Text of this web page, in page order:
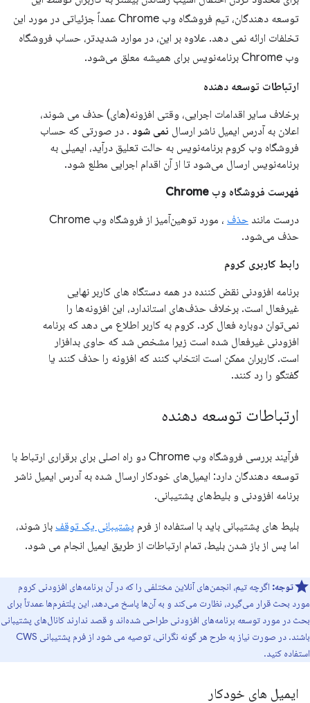
توسعه دهندگان، تیم فروشگاه وب Chrome عمداً جزئیاتی در مورد این
تخلفات ارائه نمی دهد. علاوه بر این، در موارد شدیدتر، حساب فروشگاه
وب Chrome برنامه‌نویس برای همیشه معلق می‌شود.
ارتباطات توسعه دهنده
برخلاف سایر اقدامات اجرایی، وقتی افزونه(های) حذف می شوند،
اعلان به آدرس ایمیل ناشر ارسال نمی شود . در صورتی که حساب
فروشگاه وب کروم برنامه‌نویس به حالت تعلیق درآید، ایمیلی به
برنامه‌نویس ارسال می‌شود تا از آن اقدام اجرایی مطلع شود.
فهرست فروشگاه وب Chrome
درست مانند حذف
، مورد توهین‌آمیز از فروشگاه وب Chrome
حذف می‌شود.
رابط کاربری کروم
برنامه افزودنی نقض کننده در همه دستگاه های کاربر نهایی
غیرفعال است. برخلاف حذف‌های استاندارد، این افزونه‌ها را
نمی‌توان دوباره فعال کرد. کروم به کاربر اطلاع می دهد که برنامه
افزودنی غیرفعال شده است زیرا مشخص شد که حاوی بدافزار
است. کاربران ممکن است انتخاب کنند که افزونه را حذف کنند یا
گفتگو را رد کنند.
ارتباطات توسعه دهنده
فرآیند بررسی فروشگاه وب Chrome دو راه اصلی برای برقراری ارتباط با
توسعه دهندگان دارد: ایمیل‌های خودکار ارسال شده به آدرس ایمیل ناشر
برنامه افزودنی و بلیط‌های پشتیبانی.
بلیط های پشتیبانی باید با استفاده از فرم پشتیبانی یک توقف باز شوند،
اما پس از باز شدن بلیط، تمام ارتباطات از طریق ایمیل انجام می شود.
توجه: اگرچه تیم، انجمن‌های آنلاین مختلفی را که در آن برنامه‌های افزودنی کروم
مورد بحث قرار می‌گیرد، نظارت می‌کند و به آن‌ها پاسخ می‌دهد، این پلتفرم‌ها عمدتاً برای
بحث در مورد توسعه برنامه‌های افزودنی طراحی شده‌اند و قصد ندارند کانال‌های پشتیبانی
باشند. در صورت نیاز به طرح هر گونه نگرانی، توصیه می شود از فرم پشتیبانی CWS
استفاده کنید.
ایمیل های خودکار